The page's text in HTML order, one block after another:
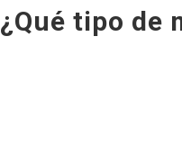
¿Qué tipo de